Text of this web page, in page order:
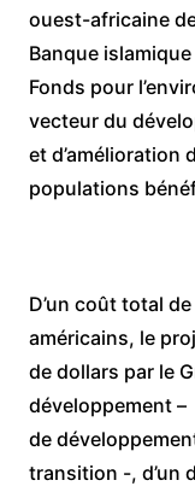
ouest-africaine
Banque
Fonds pour
vecteur du
et d’amélioration
populations
D’un coût total
américains, le
de dollars par le
développement
de
transition -, d’un